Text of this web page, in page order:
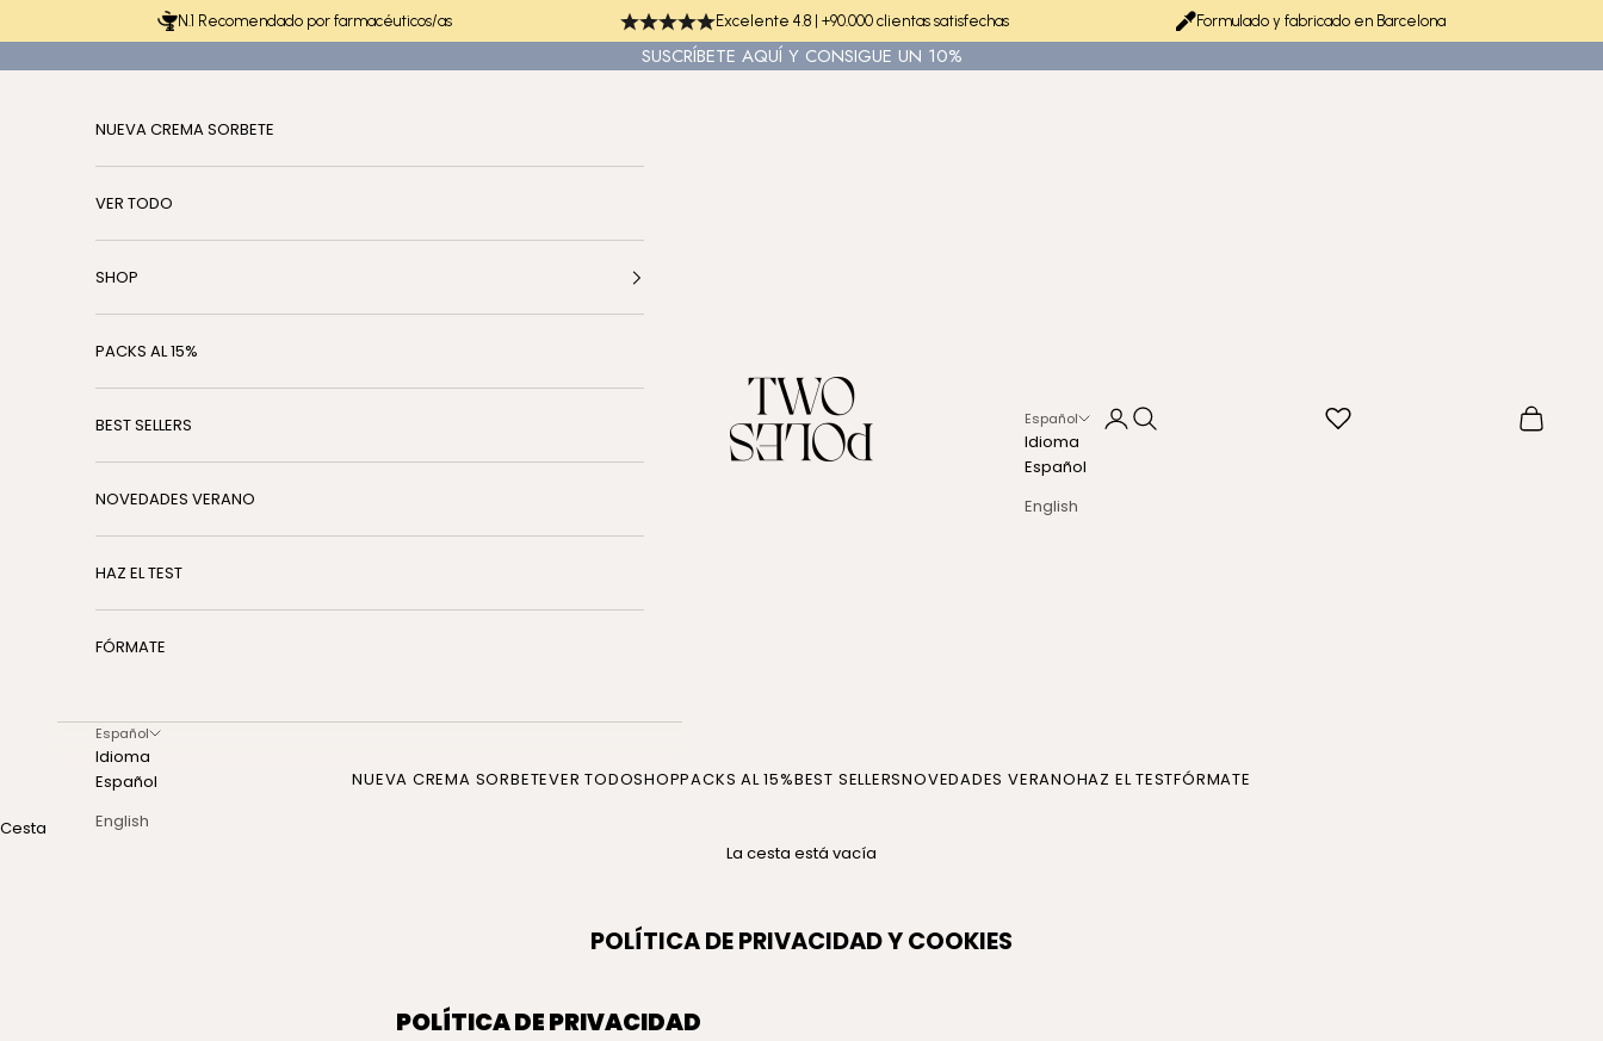
N.1 Recomendado por farmacéuticos/as Excelente 4.8 | +90.000 clientas satisfechas Formulado y fabricado en Barcelona
SUSCRÍBETE AQUÍY CONSIGUE UN 10%
TWO POLES COSMETICS
NUEVA CREMA SORBETEVER TODOSHOPPACKS AL 15%BEST SELLERSNOVEDADES VERANOHAZ EL TESTFÓRMATE
Español
Idioma
Español
English
Iniciar sesión
Buscar Cesta
NUEVA CREMA SORBETE
VER TODO
SHOP
PACKS AL 15%
BEST SELLERS
NOVEDADES VERANO
HAZ EL TEST
FÓRMATE
Español
Idioma
Español
English
Cesta
La cesta está vacía
POLÍTICA DE PRIVACIDAD Y COOKIES
POLÍTICA DE PRIVACIDAD